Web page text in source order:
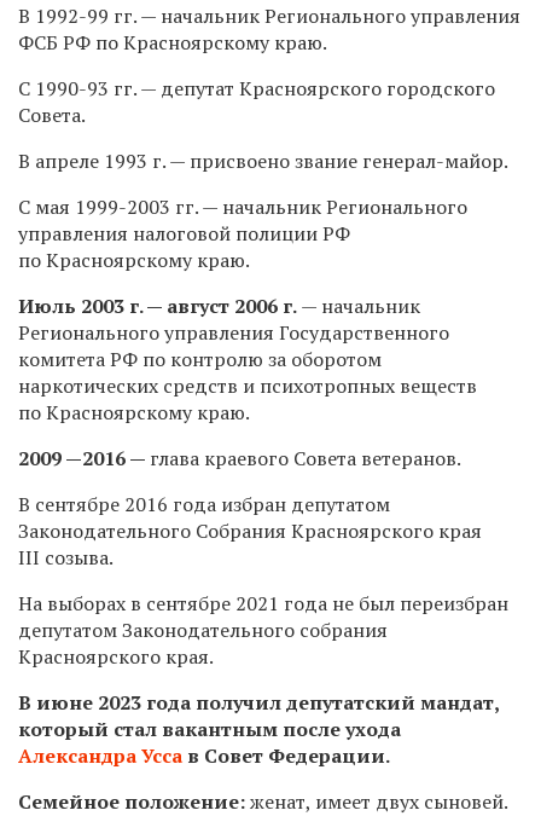
В 1992-99 гг.— начальник Регионального управления
ФСБ РФ по Красноярскому краю.
С 1990-93 гг.— депутат Красноярского городского
Совета.
В апреле 1993 г. — присвоено звание генерал-майор.
С мая 1999-2003 гг.— начальник Регионального
управления налоговой полиции РФ
по Красноярскому краю.
Июль 2003 г. — август 2006 г.— начальник
Регионального управления Государственного
комитета РФ по контролю за оборотом
наркотических средств и психотропных веществ
по Красноярскому краю.
2009 —2016 — глава краевого Совета ветеранов.
В сентябре 2016 года избран депутатом
Законодательного Собрания Красноярского края
III созыва.
На выборах в сентябре 2021 года не был переизбран
депутатом Законодательного собрания
Красноярского края.
В июне 2023 года получил депутатский мандат,
который стал вакантным после ухода
Александра Усса в Совет Федерации.
Семейное положение:женат, имеет двух сыновей.